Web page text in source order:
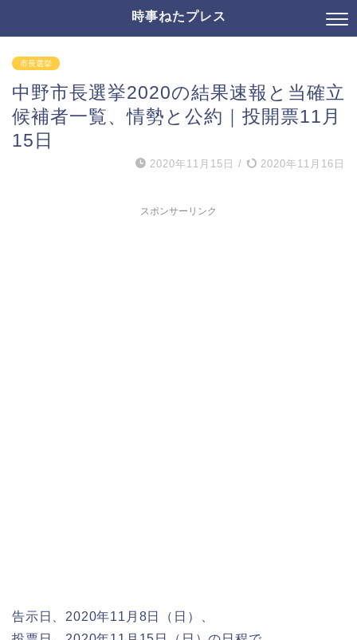
時事ねたプレス
市長選挙
中野市長選挙2020の結果速報と当確立
候補者一覧、情勢と公約｜投開票11月
15日
2020年11月15日 / 2020年11月16日
スポンサーリンク
告示日、2020年11月8日（日）、